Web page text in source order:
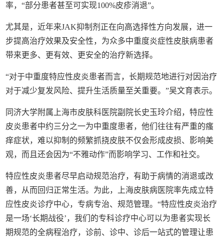
率，“部分患者甚至可实现100%皮疹消退”。
尤其是，近年来JAK抑制剂正在向高选择性方向发展，进一
步提高治疗效果及安全性，为众多中重度炎症性皮肤病患者
带来更多、更有效、更安全的治疗新选择。
“对于中重度特应性皮炎患者而言，长期规范地进行对因治疗
对于减少复发风险、提升生活质量至关重要。”吴文育表示。
同济大学附属上海市皮肤科医院副院长史玉玲介绍，特应性
皮炎患者中约三分之一为中重度患者，他们往往有严重的瘙
痒症状，难以抑制的频繁抓挠皮肤不仅会形成皮损、影响美
观，而且还会因为“不雅动作”而影响学习、工作和社交。
特应性皮炎患者尽早启动规范治疗，有助于病情的消退或改
善，从而回归正常生活。为此，上海皮肤病医院率先成立特
应性皮炎诊疗中心，专病专治、规范管理。“特应性皮炎治疗
是一场‘长期战役’，我们的专科诊疗中心可以为患者实现长
期规范的全病程治疗，诊前、诊中、诊后一站式的管理让患